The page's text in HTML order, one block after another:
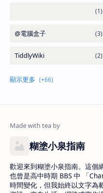
糊塗小泉指南
歡迎來到糊塗小泉指南。這個
也曾是高中時期 BBS 中 「
時間變化，但我始終以文字為